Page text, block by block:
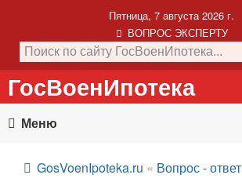
Пятница, 7 августа 2026 г.
ВОПРОС ЭКСПЕРТУ
ГосВоенИпотека
Меню
GosVoenIpoteka.ru « Вопрос - ответ